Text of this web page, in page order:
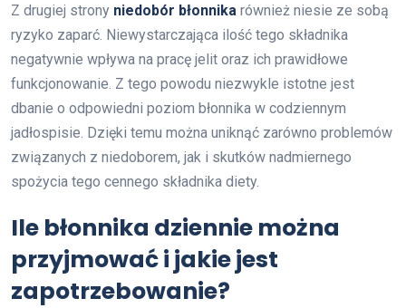
Z drugiej strony niedobór błonnika również niesie ze sobą
ryzyko zaparć. Niewystarczająca ilość tego składnika
negatywnie wpływa na pracę jelit oraz ich prawidłowe
funkcjonowanie. Z tego powodu niezwykle istotne jest
dbanie o odpowiedni poziom błonnika w codziennym
jadłospisie. Dzięki temu można uniknąć zarówno problemów
związanych z niedoborem, jak i skutków nadmiernego
spożycia tego cennego składnika diety.
Ile błonnika dziennie można
przyjmować i jakie jest
zapotrzebowanie?